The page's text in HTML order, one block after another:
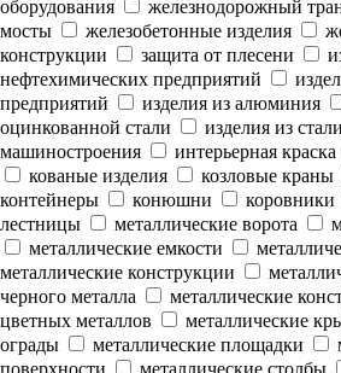
оборудования
железнодорожный
мосты
железобетонные изделия
конструкции
защита от плесени
нефтехимических предприятий
предприятий
изделия из алюминия
оцинкованной стали
изделия из стали
машиностроения
интерьерная краска
кованые изделия
козловые краны
контейнеры
конюшни коровники
лестницы
металлические ворота
металлические емкости
металлические конструкции
черного металла
металлические
цветных металлов
металлические
ограды
металлические площадки
поверхности
металлические столбы